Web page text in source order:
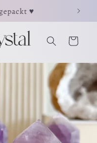
♥ ☽
Warenkorb